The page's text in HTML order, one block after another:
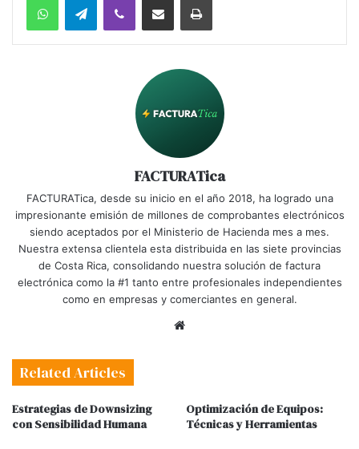
FACTURATica
FACTURATica, desde su inicio en el año 2018, ha logrado una
impresionante emisión de millones de comprobantes electrónicos
siendo aceptados por el Ministerio de Hacienda mes a mes.
Nuestra extensa clientela esta distribuida en las siete provincias
de Costa Rica, consolidando nuestra solución de factura
electrónica como la #1 tanto entre profesionales independientes
como en empresas y comerciantes en general.
Related Articles
Estrategias de Downsizing
con Sensibilidad Humana
Optimización de Equipos:
Técnicas y Herramientas